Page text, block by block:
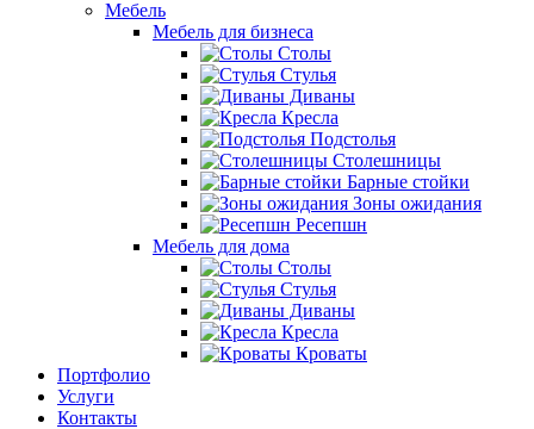
Мебель
Мебель для бизнеса
Столы
Стулья
Диваны
Кресла
Подстолья
Столешницы
Барные стойки
Зоны ожидания
Ресепшн
Мебель для дома
Столы
Стулья
Диваны
Кресла
Кроваты
Портфолио
Услуги
Контакты